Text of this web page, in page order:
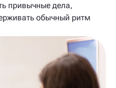
привычные дела,
обычный ритм